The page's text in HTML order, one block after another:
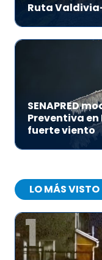
Ruta
SENAPRED
Preventiva en
fuerte viento
LO MÁS VISTO
1